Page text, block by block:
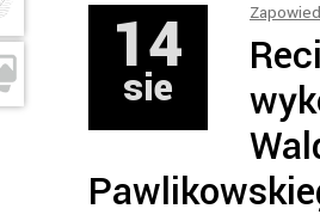
14
sie